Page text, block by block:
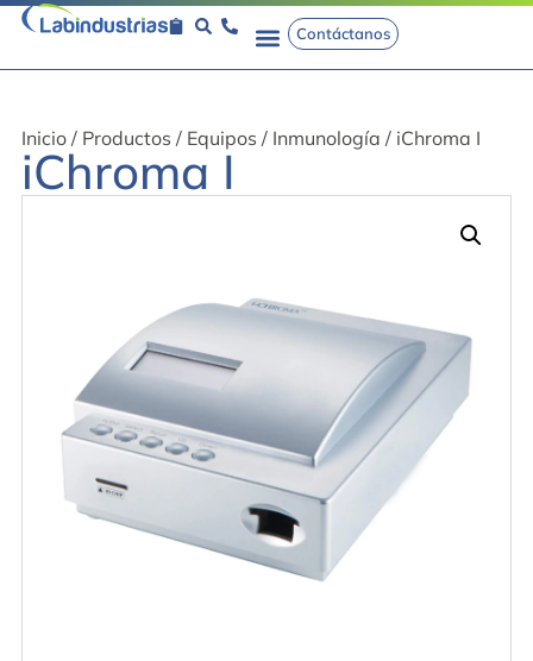
Contáctanos
Inicio/ Productos / Equipos / Inmunología / iChroma I
iChroma I